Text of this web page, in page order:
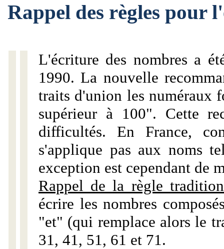
Rappel des règles pour
L'écriture des nombres a
1990. La nouvelle
traits d'union les numéraux
supérieur à 100". Cette
difficultés. En France,
s'applique pas aux noms
exception est cependant de
Rappel de la règle
écrire les nombres
"et" (qui remplace alors le
31, 41, 51, 61 et 71.